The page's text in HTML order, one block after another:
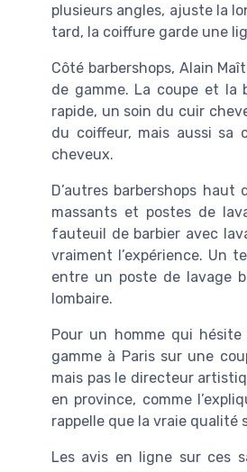
plusieurs angles, ajuste la
tard, la coiffure garde une
Côté barbershops, Alain
de gamme. La coupe et
rapide, un soin du cuir
du coiffeur, mais aussi sa
cheveux.
D’autres barbershops
massants et postes de
fauteuil de barbier avec
vraiment l’expérience. Un
entre un poste de lavage
lombaire.
Pour un homme qui
gamme à Paris sur une
mais pas le directeur
en province, comme
rappelle que la vraie qualité
Les avis en ligne sur ces